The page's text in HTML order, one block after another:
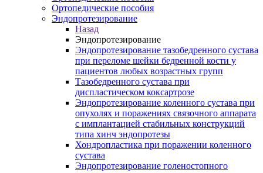
Ортопедические пособия
Эндопротезирование
Назад
Эндопротезирование
Эндопротезирование тазобедренного сустава
при переломе шейки бедренной кости у
пациентов любых возрастных групп
Тазобедренного сустава при
диспластическом коксартрозе
Эндопротезирование коленного сустава при
опухолях и поражениях связочного аппарата
с имплантацией стабильных конструкций
типа хинч эндопротезы
Хондропластика при поражении коленного
сустава
Эндопротезирование голеностопного